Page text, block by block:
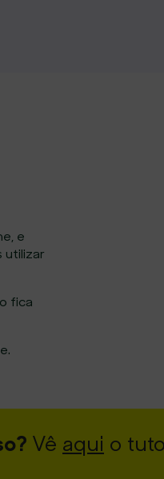
e
utilizar
fica
Vê aqui o